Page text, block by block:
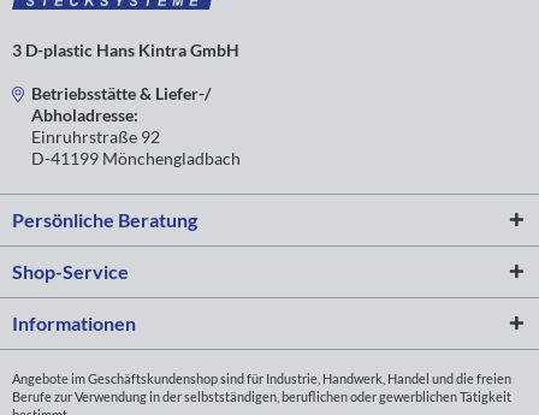
3 D-plastic Hans Kintra GmbH
Betriebsstätte & Liefer-/
Abholadresse:
Einruhrstraße 92
D-41199 Mönchengladbach
Persönliche Beratung
Shop-Service
Informationen
Angebote im Geschäftskundenshop sind für Industrie, Handwerk, Handel und die freien
Berufe zur Verwendung in der selbstständigen, beruflichen oder gewerblichen Tätigkeit